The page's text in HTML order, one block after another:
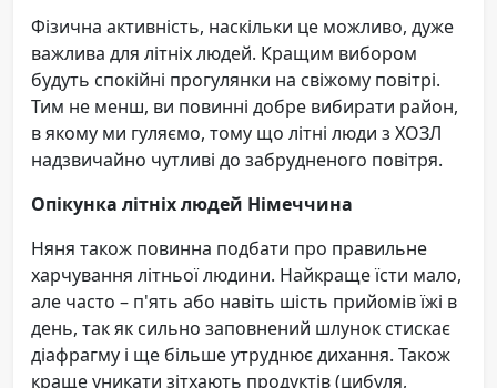
Фізична активність, наскільки це можливо, дуже
важлива для літніх людей. Кращим вибором
будуть спокійні прогулянки на свіжому повітрі.
Тим не менш, ви повинні добре вибирати район,
в якому ми гуляємо, тому що літні люди з ХОЗЛ
надзвичайно чутливі до забрудненого повітря.
Опікунка літніх людей Німеччина
Няня також повинна подбати про правильне
харчування літньої людини. Найкраще їсти мало,
але часто – п'ять або навіть шість прийомів їжі в
день, так як сильно заповнений шлунок стискає
діафрагму і ще більше утруднює дихання. Також
краще уникати зітхають продуктів (цибуля,